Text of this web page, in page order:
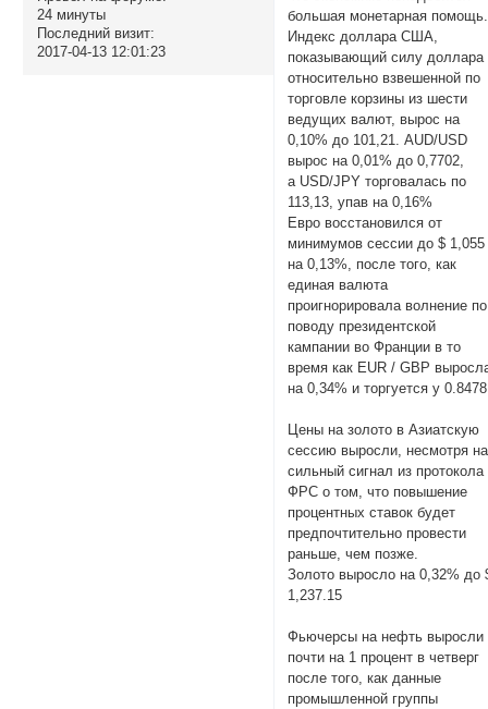
24 минуты
Последний визит:
2017-04-13 12:01:23
большая монетарная помощь.
Индекс доллара США,
показывающий силу доллара
относительно взвешенной по
торговле корзины из шести
ведущих валют, вырос на
0,10% до 101,21. AUD/USD
вырос на 0,01% до 0,7702,
а USD/JPY торговалась по
113,13, упав на 0,16%
Евро восстановился от
минимумов сессии до $ 1,055
на 0,13%, после того, как
единая валюта
проигнорировала волнение по
поводу президентской
кампании во Франции в то
время как EUR / GBP
на 0,34% и торгуется у
Цены на золото в Азиатскую
сессию выросли, несмотря на
сильный сигнал из протокола
ФРС о том, что повышение
процентных ставок будет
предпочтительно провести
раньше, чем позже.
Золото выросло на 0,32% до
1,237.15
Фьючерсы на нефть выросли
почти на 1 процент в четверг
после того, как данные
промышленной группы